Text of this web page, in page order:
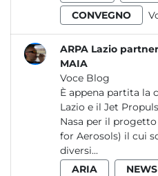
CONVEGNO
ARPA Lazio
MAIA
Voce Blog
È appena partita la
Lazio e il Jet
Nasa per il
for Aerosols) il cui
diversi...
ARIA
NEWS